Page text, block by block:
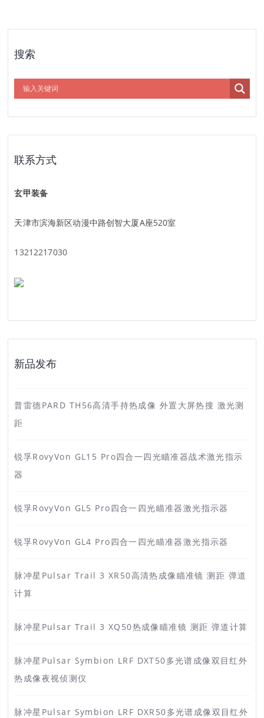
搜索
联系方式
玄甲装备
天津市滨海新区动漫中路创智大厦A座520室
13212217030
新品发布
普雷德PARD TH56高清手持热成像 外置大屏热搜 激光测
距
锐孚RovyVon GL15 Pro四合一四光瞄准器战术激光指示
器
锐孚RovyVon GL5 Pro四合一四光瞄准器激光指示器
锐孚RovyVon GL4 Pro四合一四光瞄准器激光指示器
脉冲星Pulsar Trail 3 XR50高清热成像瞄准镜 测距 弹道
计算
脉冲星Pulsar Trail 3 XQ50热成像瞄准镜 测距 弹道计算
脉冲星Pulsar Symbion LRF DXT50多光谱成像双目红外
热成像夜视侦测仪
脉冲星Pulsar Symbion LRF DXR50多光谱成像双目红外